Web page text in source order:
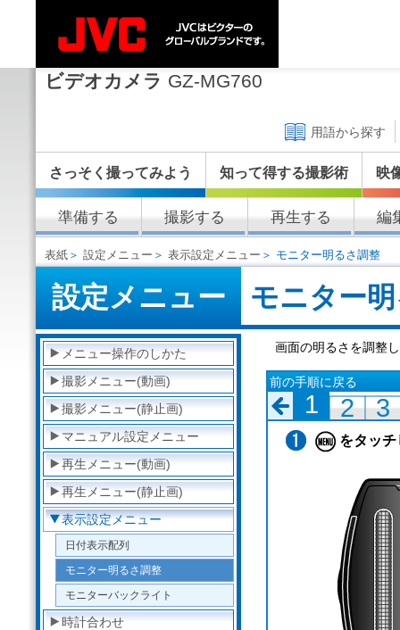
ビデオカメラ GZ-MG760
用語から探す
さっそく撮ってみよう 知って得する撮影術 映
準備する 撮影する 再生する 編
表紙 ＞ 設定メニュー ＞ 表示設定メニュー ＞ モニター明るさ調整
設定メニュー モニター
メニュー操作のしかた
撮影メニュー(動画)
撮影メニュー(静止画)
マニュアル設定メニュー
再生メニュー(動画)
再生メニュー(静止画)
表示設定メニュー
日付表示配列
モニター明るさ調整
モニターバックライト
時計合わせ
画面の明るさを調整
前の手順に戻る
1 2 3
をタッ